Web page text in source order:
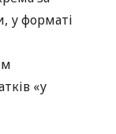
у форматі
«у